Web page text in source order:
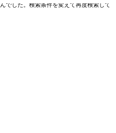
でした。検索条件を変えて再度検索して